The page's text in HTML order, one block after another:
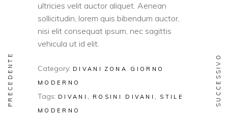
ultricies velit auctor aliquet. Aenean
sollicitudin, lorem quis bibendum auctor,
nisi elit consequat ipsum, nec sagittis
vehicula ut id elit.
Category: DIVANI
ZONA GIORNO
MODERNO
Tags: DIVANI ROSINI DIVANI
STILE
MODERNO
PRECEDENTE SUCCESSIVO